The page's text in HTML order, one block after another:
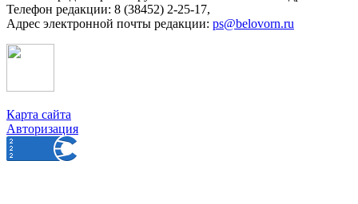
Телефон редакции: 8 (38452) 2-25-17,
Адрес электронной почты редакции: ps@belovorn.ru
Карта сайта
Авторизация